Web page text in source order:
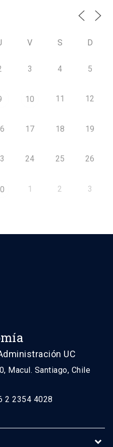
V S D
3 4 5
10 11 12
17 18 19
24 25 26
1 2 3
UC
Macul. Santiago, Chile
2 2354 4028